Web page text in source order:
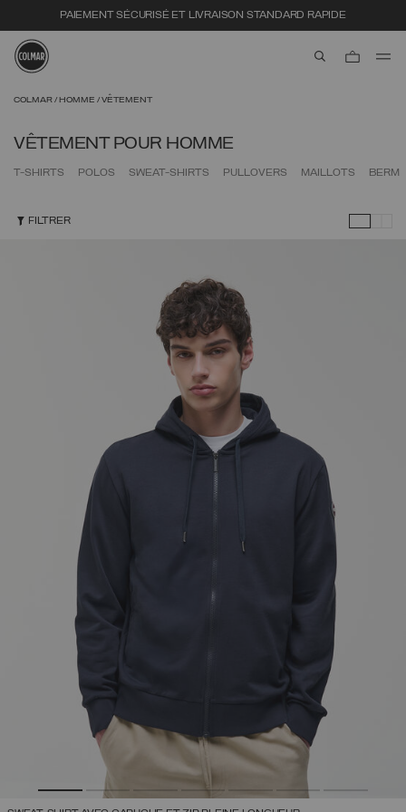
PAIEMENT SÉCURISÉ ET LIVRAISON STANDARD RAPIDE
COLMAR HOMME VÊTEMENT
VÊTEMENT POUR HOMME
T-SHIRTS POLOS SWEAT-SHIRTS PULLOVERS MAILLOTS
FILTRER